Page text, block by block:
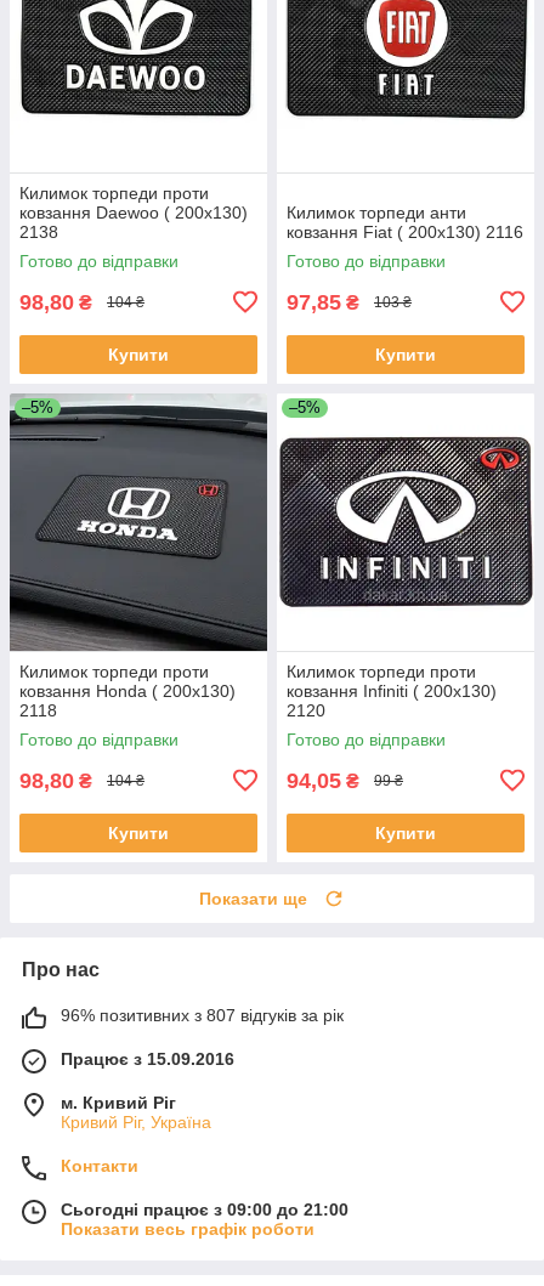
Килимок торпеди проти
ковзання Daewoo ( 200x130)
2138
Готово до відправки
98,80 ₴ 104 ₴
Купити
Килимок торпеди анти
ковзання Fiat ( 200x130) 2116
Готово до відправки
97,85 ₴ 103 ₴
Купити
–5%
Килимок торпеди проти
ковзання Honda ( 200x130)
2118
Готово до відправки
98,80 ₴ 104 ₴
Купити
–5%
Килимок торпеди проти
ковзання Infiniti ( 200x130)
2120
Готово до відправки
94,05 ₴ 99 ₴
Купити
Показати ще
Про нас
96% позитивних з 807 відгуків за рік
Працює з 15.09.2016
м. Кривий Ріг
Кривий Ріг, Україна
Контакти
Сьогодні працює з 09:00 до 21:00
Показати весь графік роботи